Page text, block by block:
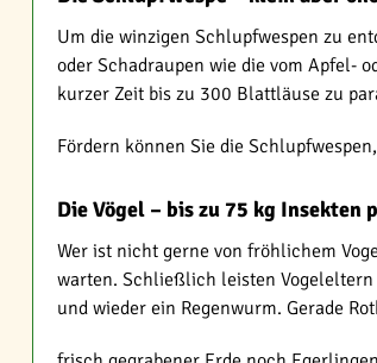
Um die winzigen Schlupfwespen zu
oder Schadraupen wie die vom Apfel-
kurzer Zeit bis zu 300 Blattläuse zu
Fördern können Sie die
Die Vögel – bis zu 75 kg Insekten
Wer ist nicht gerne von fröhlichem
warten. Schließlich leisten
und wieder ein Regenwurm. Gerade